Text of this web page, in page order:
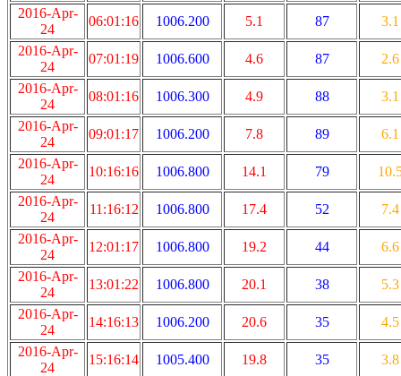
2016-Apr-
24
06:01:16 1006.200 5.1 87
3.1
2016-Apr-
24
07:01:19 1006.600 4.6 87
2.6
2016-Apr-
24
08:01:16 1006.300 4.9 88
3.1
2016-Apr-
24
09:01:17 1006.200 7.8 89
6.1
2016-Apr-
24
10:16:16 1006.800 14.1 79
2016-Apr-
24
11:16:12 1006.800 17.4 52
7.4
2016-Apr-
24
12:01:17 1006.800 19.2 44
6.6
2016-Apr-
24
13:01:22 1006.800 20.1 38
5.3
2016-Apr-
24
14:16:13 1006.200 20.6 35
4.5
2016-Apr-
24
15:16:14 1005.400 19.8 35
3.8